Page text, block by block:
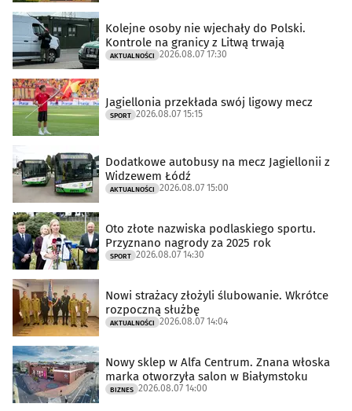
Kolejne osoby nie wjechały do Polski.
Kontrole na granicy z Litwą trwają
AKTUALNOŚCI 2026.08.07 17:30
Jagiellonia przekłada swój ligowy mecz
SPORT 2026.08.07 15:15
Dodatkowe autobusy na mecz Jagiellonii z
Widzewem Łódź
AKTUALNOŚCI 2026.08.07 15:00
Oto złote nazwiska podlaskiego sportu.
Przyznano nagrody za 2025 rok
SPORT 2026.08.07 14:30
Nowi strażacy złożyli ślubowanie. Wkrótce
rozpoczną służbę
AKTUALNOŚCI 2026.08.07 14:04
Nowy sklep w Alfa Centrum. Znana włoska
marka otworzyła salon w Białymstoku
BIZNES 2026.08.07 14:00